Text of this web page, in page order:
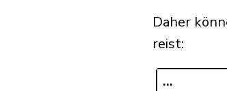
Daher
reist:​
...